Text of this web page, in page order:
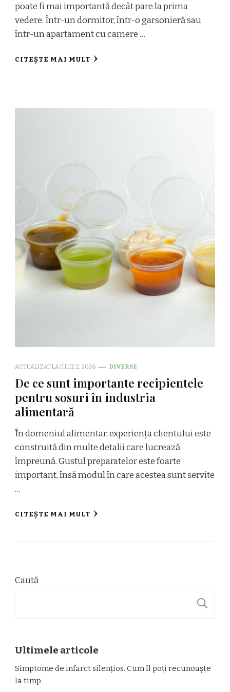
poate fi mai importantă decât pare la prima
vedere. Într-un dormitor, într-o garsonieră sau
într-un apartament cu camere …
CITEȘTE MAI MULT
ACTUALIZAT LAIULIE 2, 2026 DIVERSE
De ce sunt importante recipientele
pentru sosuri în industria
alimentară
În domeniul alimentar, experiența clientului este
construită din multe detalii care lucrează
împreună. Gustul preparatelor este foarte
important, însă modul în care acestea sunt servite
…
CITEȘTE MAI MULT
Caută
Ultimele articole
Simptome de infarct silențios. Cum îl poți recunoaște
la timp